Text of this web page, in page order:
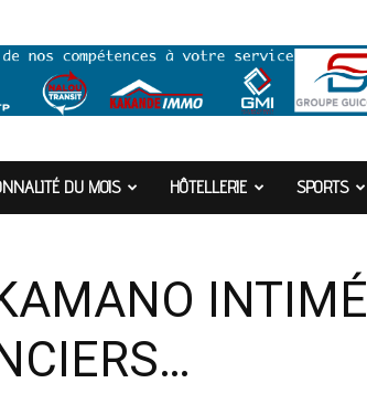
DU MOIS HÔTELLERIE SPORTS
INTIMÉ